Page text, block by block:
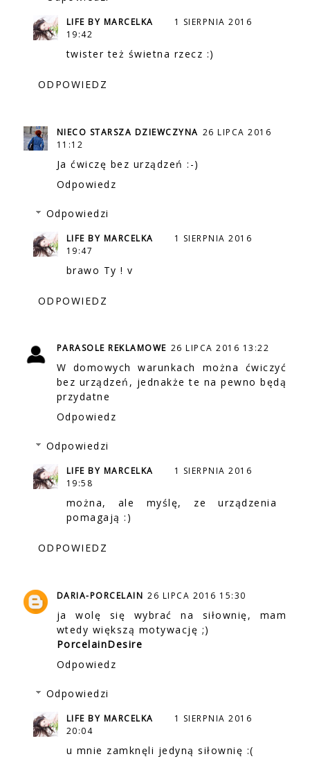
LIFE BY MARCELKA
1 SIERPNIA 2016
19:42
twister też świetna rzecz :)
ODPOWIEDZ
NIECO STARSZA DZIEWCZYNA 26 LIPCA 2016
11:12
Ja ćwiczę bez urządzeń :-)
Odpowiedz
Odpowiedzi
LIFE BY MARCELKA
1 SIERPNIA 2016
19:47
brawo Ty ! v
ODPOWIEDZ
PARASOLE REKLAMOWE 26 LIPCA 2016 13:22
W domowych warunkach można ćwiczyć
bez urządzeń, jednakże te na pewno będą
przydatne
Odpowiedz
Odpowiedzi
LIFE BY MARCELKA
1 SIERPNIA 2016
19:58
można, ale myślę, ze urządzenia
pomagają :)
ODPOWIEDZ
DARIA-PORCELAIN 26 LIPCA 2016 15:30
ja wolę się wybrać na siłownię, mam
wtedy większą motywację ;)
PorcelainDesire
Odpowiedz
Odpowiedzi
LIFE BY MARCELKA
1 SIERPNIA 2016
20:04
u mnie zamknęli jedyną siłownię :(